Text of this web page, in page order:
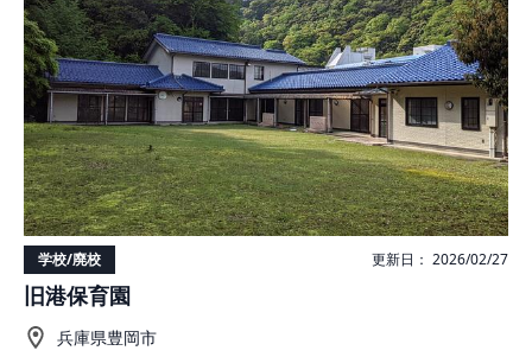
学校/廃校 更新日： 2026/02/27
旧港保育園
兵庫県豊岡市